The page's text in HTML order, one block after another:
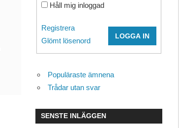
Håll mig inloggad
LOGGA IN
Registrera
Glömt lösenord
Populäraste ämnena
Trådar utan svar
SENSTE INLÄGGEN